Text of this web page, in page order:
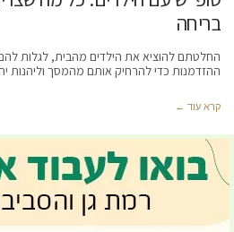
בריחה
החלטתם להוציא את הילדים מהבית, לגלות
ההזדמנות כדי להרחיק אותם מהמסך וליהנות
קרא עוד ←